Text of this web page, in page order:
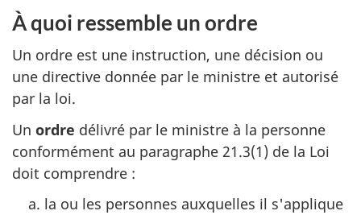
À quoi ressemble un ordre
Un ordre est une instruction, une décision ou
une directive donnée par le ministre et autorisé
par la loi.
Un ordre délivré par le ministre à la personne
conformément au paragraphe 21.3(1) de la Loi
doit comprendre :
la ou les personnes auxquelles il s'applique